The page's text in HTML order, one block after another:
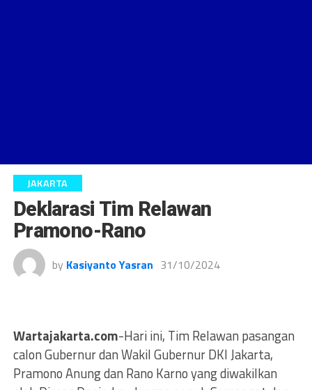
JAKARTA
Deklarasi Tim Relawan
Pramono-Rano
by Kasiyanto Yasran 31/10/2024
Wartajakarta.com-Hari ini, Tim Relawan pasangan
calon Gubernur dan Wakil Gubernur DKI Jakarta,
Pramono Anung dan Rano Karno yang diwakilkan